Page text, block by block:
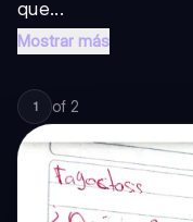
que...
Mostrar más
1 of 2